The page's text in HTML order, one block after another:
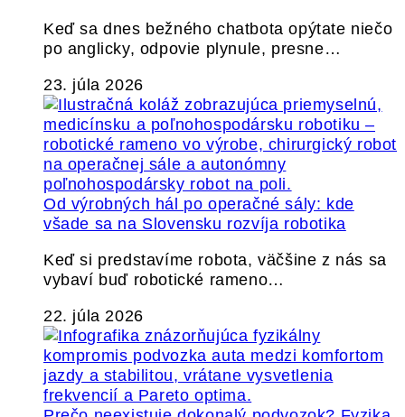
Keď sa dnes bežného chatbota opýtate niečo
po anglicky, odpovie plynule, presne…
23. júla 2026
Od výrobných hál po operačné sály: kde
všade sa na Slovensku rozvíja robotika
Keď si predstavíme robota, väčšine z nás sa
vybaví buď robotické rameno…
22. júla 2026